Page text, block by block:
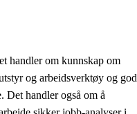
handler om kunnskap om
og arbeidsverktøy og god
Det handler også om å